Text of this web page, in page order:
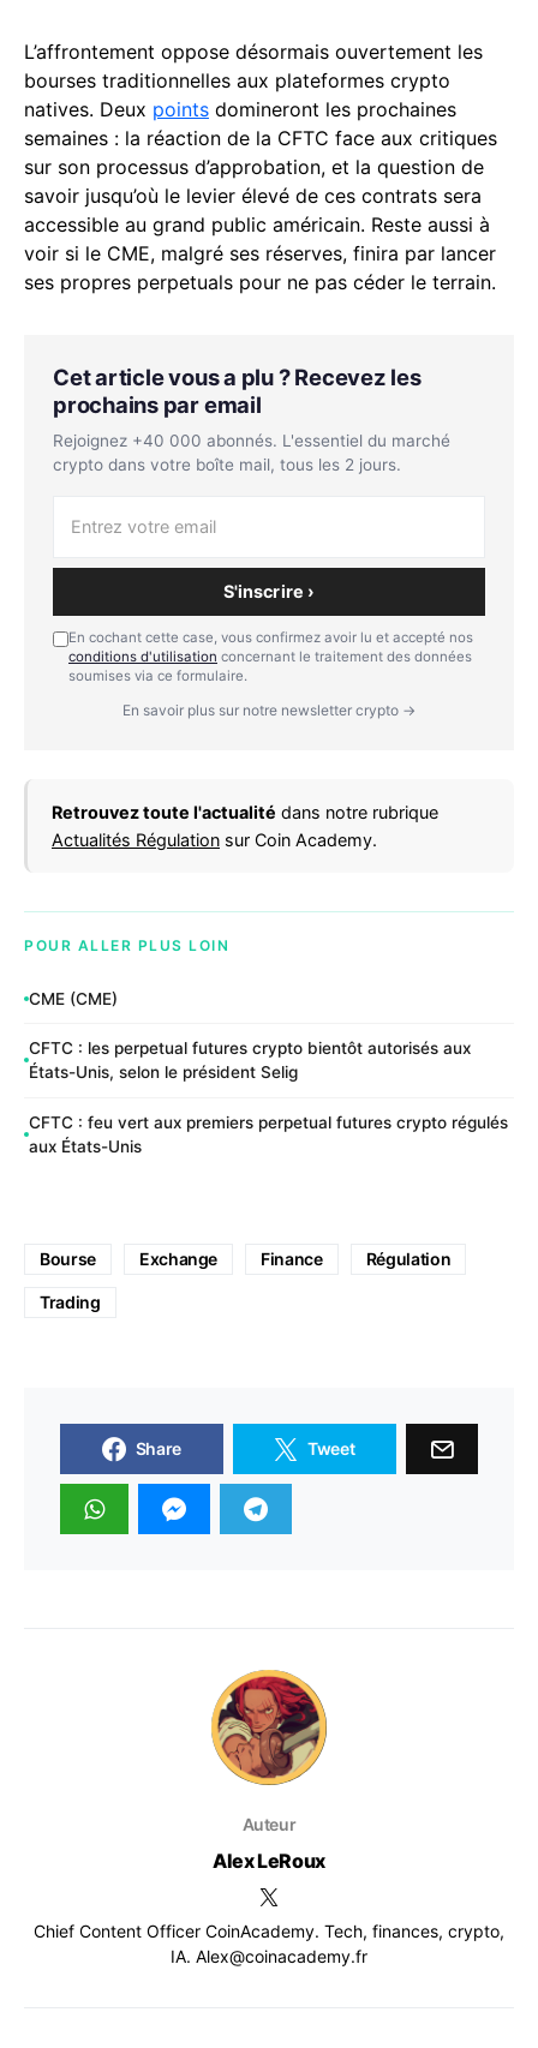
L’affrontement oppose désormais ouvertement les
bourses traditionnelles aux plateformes crypto
natives. Deux points domineront les prochaines
semaines : la réaction de la CFTC face aux critiques
sur son processus d’approbation, et la question de
savoir jusqu’où le levier élevé de ces contrats sera
accessible au grand public américain. Reste aussi à
voir si le CME, malgré ses réserves, finira par lancer
ses propres perpetuals pour ne pas céder le terrain.
Cet article vous a plu ? Recevez les
prochains par email
Rejoignez +40 000 abonnés. L'essentiel du marché
crypto dans votre boîte mail, tous les 2 jours.
S'inscrire ›
En cochant cette case, vous confirmez avoir lu et accepté nos
conditions d'utilisation concernant le traitement des données
soumises via ce formulaire.
En savoir plus sur notre newsletter crypto →
Retrouvez toute l'actualité dans notre rubrique
Actualités Régulation sur Coin Academy.
POUR ALLER PLUS LOIN
CME (CME)
CFTC : les perpetual futures crypto bientôt autorisés aux
États-Unis, selon le président Selig
CFTC : feu vert aux premiers perpetual futures crypto régulés
aux États-Unis
Bourse Exchange Finance Régulation
Trading
Share Tweet
Auteur
Alex LeRoux
Chief Content Officer CoinAcademy. Tech, finances, crypto,
IA. Alex@coinacademy.fr